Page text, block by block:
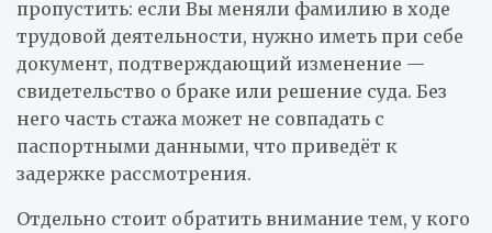
пропустить: если Вы меняли фамилию в ходе
трудовой деятельности, нужно иметь при себе
документ, подтверждающий изменение —
свидетельство о браке или решение суда. Без
него часть стажа может не совпадать с
паспортными данными, что приведёт к
задержке рассмотрения.
Отдельно стоит обратить внимание тем, у кого